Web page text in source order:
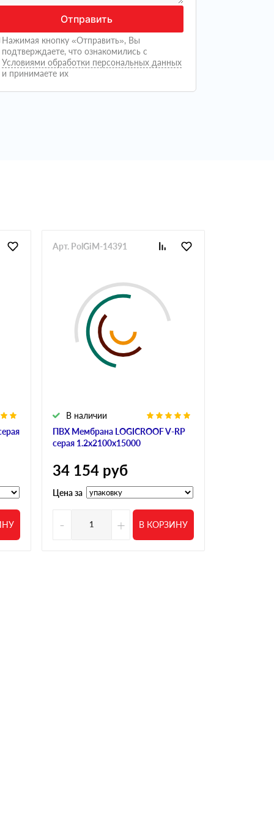
Отправить
Нажимая кнопку «Отправить», Вы
подтверждаете, что ознакомились с
Условиями обработки персональных данных
и принимаете их
ПВХ Мембрана LOGICROOF V-RP
серая 1.2х2100х15000
В наличии
Арт. PolGiM-14391
34 154 руб
Цена за
- + В КОРЗИНУ